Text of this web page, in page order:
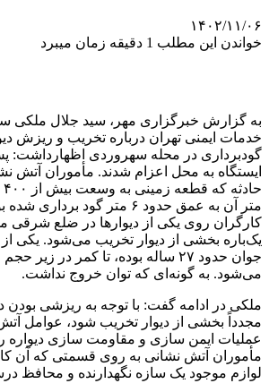
۱۴۰۲/۱۱/۰۶
خواندن این مطلب 1 دقیقه زمان میبرد
به گزارش خبرگزاری مهر، سید جلال ملکی
خدمات ایمنی تهران درباره تخریب و ریزش
گودبرداری در محله سهروردی اظهارداشت:
ایستگاه به محل اعزام شدند. مأموران آتش
متر آن به عمق حدود ۶ متر گود
کارگران روی یکی از دیوارها در ضلع شرقی
یک‌باره بخشی از دیوار تخریب می‌شود. یکی
جوان حدود ۲۷ ساله بوده، تا کمر در
می‌شود. به گونه‌ای که توان خروج نداشت.
ملکی در ادامه گفت: با توجه به ریزشی بودن
مجدداً بخشی از دیوار تخریب شود، عوامل
عملیات ایمن سازی و مقاومت سازی دیواره
مأموران آتش نشانی به روی قسمتی که آن
لوازم موجود یک سازه نگهدارنده و محافظ